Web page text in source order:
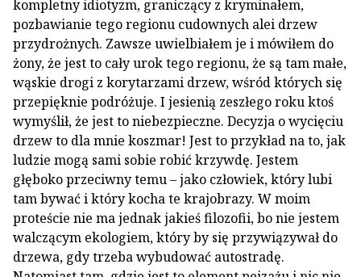
kompletny idiotyzm, graniczący z kryminałem,
pozbawianie tego regionu cudownych alei drzew
przydrożnych. Zawsze uwielbiałem je i mówiłem do
żony, że jest to cały urok tego regionu, że są tam małe,
wąskie drogi z korytarzami drzew, wśród których się
przepięknie podróżuje. I jesienią zeszłego roku ktoś
wymyślił, że jest to niebezpieczne. Decyzja o wycięciu
drzew to dla mnie koszmar! Jest to przykład na to, jak
ludzie mogą sami sobie robić krzywdę. Jestem
głęboko przeciwny temu – jako człowiek, który lubi
tam bywać i który kocha te krajobrazy. W moim
proteście nie ma jednak jakieś filozofii, bo nie jestem
walczącym ekologiem, który by się przywiązywał do
drzewa, gdy trzeba wybudować autostradę.